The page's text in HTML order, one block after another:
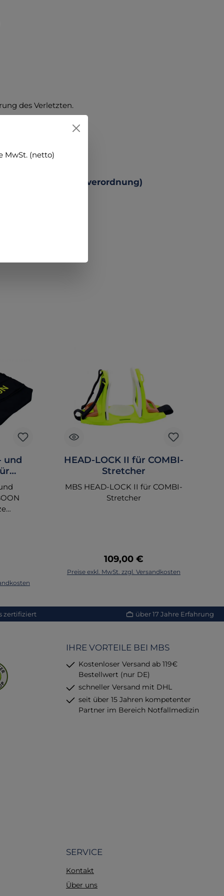
des Verletzten.
Produktsicherheitsverordnung)
und
HEAD-LOCK II für COMBI-
Stretcher
MBS HEAD-LOCK II für COMBI-
Stretcher
Regulärer Preis:
109,00 €
Preise exkl. MwSt. zzgl. Versandkosten
In den Warenkorb
zertifiziert über 17 Jahre Erfahrung
IHRE VORTEILE BEI MBS
Kostenloser Versand ab 119€
Bestellwert (nur DE)
schneller Versand mit DHL
seit über 15 Jahren kompetenter
Partner im Bereich Notfallmedizin
SERVICE
Kontakt
Über uns
MwSt. (netto)